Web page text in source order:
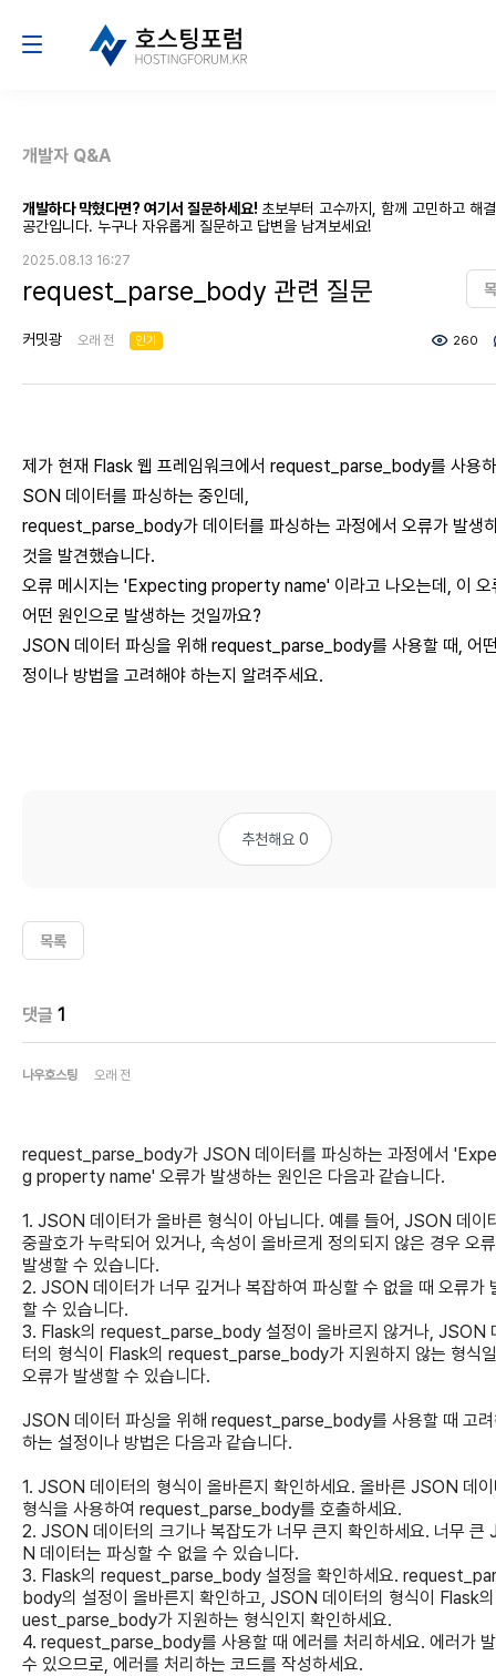
개발자 Q&A
개발하다 막혔다면? 여기서 질문하세요! 초보부터 고수까지, 함께 고민하고 해
공간입니다. 누구나 자유롭게 질문하고 답변을 남겨보세요!
2025.08.13 16:27
request_parse_body 관련 질문
커밋광 오래 전 인기 260
제가 현재 Flask 웹 프레임워크에서 request_parse_body를 사용
SON 데이터를 파싱하는 중인데,
request_parse_body가 데이터를 파싱하는 과정에서 오류가 발생
것을 발견했습니다.
오류 메시지는 'Expecting property name' 이라고 나오는데, 이 오
어떤 원인으로 발생하는 것일까요?
JSON 데이터 파싱을 위해 request_parse_body를 사용할 때, 어
정이나 방법을 고려해야 하는지 알려주세요.
추천해요 0
목록
댓글 1
나우호스팅 오래 전
request_parse_body가 JSON 데이터를 파싱하는 과정에서
g property name' 오류가 발생하는 원인은 다음과 같습니다.
1. JSON 데이터가 올바른 형식이 아닙니다. 예를 들어, JSON 데이
중괄호가 누락되어 있거나, 속성이 올바르게 정의되지 않은 경우 오
발생할 수 있습니다.
2. JSON 데이터가 너무 깊거나 복잡하여 파싱할 수 없을 때 오류가
할 수 있습니다.
3. Flask의 request_parse_body 설정이 올바르지 않거나, JSON
터의 형식이 Flask의 request_parse_body가 지원하지 않는 형식
오류가 발생할 수 있습니다.
JSON 데이터 파싱을 위해 request_parse_body를 사용할 때 고려
하는 설정이나 방법은 다음과 같습니다.
1. JSON 데이터의 형식이 올바른지 확인하세요. 올바른 JSON 데
형식을 사용하여 request_parse_body를 호출하세요.
2. JSON 데이터의 크기나 복잡도가 너무 큰지 확인하세요. 너무 큰
N 데이터는 파싱할 수 없을 수 있습니다.
3. Flask의 request_parse_body 설정을 확인하세요.
body의 설정이 올바른지 확인하고, JSON 데이터의 형식이 Flask
uest_parse_body가 지원하는 형식인지 확인하세요.
4. request_parse_body를 사용할 때 에러를 처리하세요. 에러가
수 있으므로, 에러를 처리하는 코드를 작성하세요.